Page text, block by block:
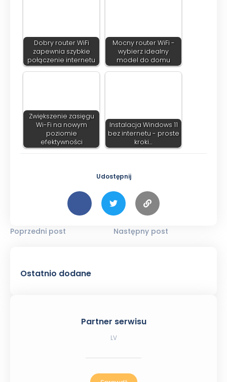
Dobry router WiFi
zapewnia szybkie
połączenie internetu
Mocny router WiFi -
wybierz idealny
model do domu
Zwiększenie zasięgu
Wi-Fi na nowym
poziomie
efektywności
Instalacja Windows 11
bez internetu - proste
kroki…
Udostępnij
Poprzedni post Następny post
Ostatnio dodane
Partner serwisu
LV